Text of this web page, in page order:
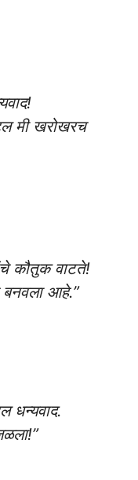
मी खरोखरच
कौतुक वाटते!
बनवला आहे.”
धन्यवाद.